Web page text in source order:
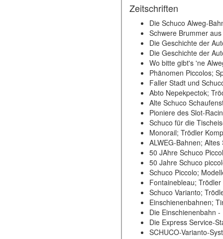
Zeitschriften
Die Schuco Alweg-
Schwere Brummer
Die Geschichte der
Die Geschichte der
Wo bitte gibt's 'ne
Phänomen Piccolos;
Faller Stadt und
Abto Nepekpectok;
Alte Schuco
Pioniere des Slot-
Schuco für die
Monorail; Trödler
ALWEG-Bahnen;
50 JAhre Schuco
50 Jahre Schuco
Schuco Piccolo;
Fontainebleau;
Schuco Varianto;
Einschienenbahnen;
Die Einschienenbahn
Die Express Service-
SCHUCO-Varianto-